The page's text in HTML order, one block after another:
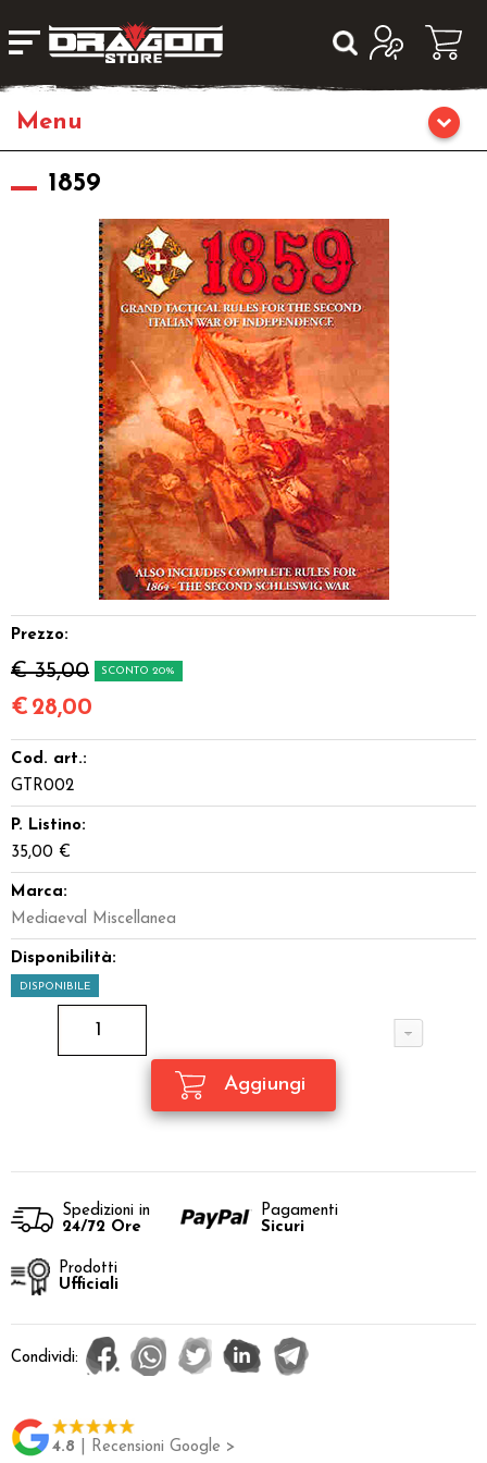
Home
Giochi da Tavolo
Giochi di Ruolo
Librigame
Fumetti & Romanzi
Giochi di Carte Collezionabili
Giocattoli e Gadget
Offerte del Dragone
1859
Prezzo:
€ 35,00 SCONTO 20%
€ 28,00
Cod. art.:
GTR002
P. Listino:
35,00 €
Marca:
Mediaeval Miscellanea
Disponibilità:
DISPONIBILE
Spedizioni in
24/72 Ore
Pagamenti
Sicuri
Prodotti
Ufficiali
Condividi:
4.8 | Recensioni Google >